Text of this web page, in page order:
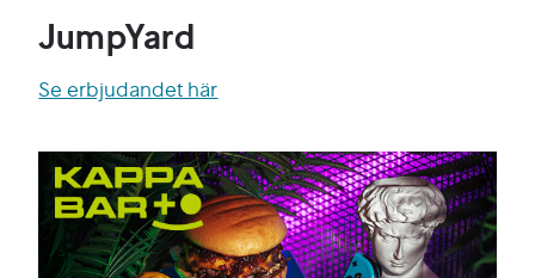
JumpYard
Se erbjudandet här